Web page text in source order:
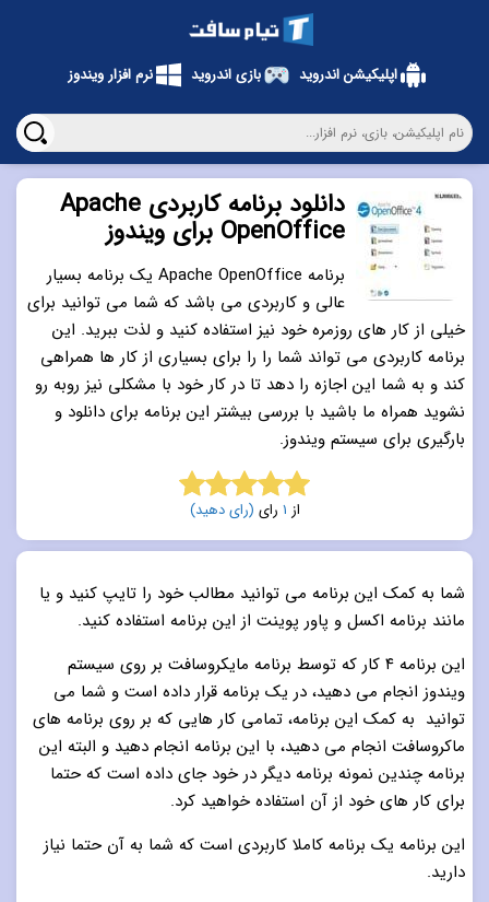
دانلود برنامه کاربردی Apache
OpenOffice برای ویندوز
برنامه Apache OpenOffice یک برنامه بسیار
عالی و کاربردی می باشد که شما می توانید برای
خیلی از کار های روزمره خود نیز استفاده کنید و لذت ببرید. این
برنامه کاربردی می تواند شما را را برای بسیاری از کار ها همراهی
کند و به شما این اجازه را دهد تا در کار خود با مشکلی نیز روبه رو
نشوید همراه ما باشید با بررسی بیشتر این برنامه برای دانلود و
بارگیری برای سیستم ویندوز.
5.0 از 5 از 1 رای (رای دهید)
شما به کمک این برنامه می توانید مطالب خود را تایپ کنید و یا
مانند برنامه اکسل و پاور پوینت از این برنامه استفاده کنید.
این برنامه ۴ کار که توسط برنامه مایکروسافت بر روی سیستم
ویندوز انجام می دهید، در یک برنامه قرار داده است و شما می
توانید به کمک این برنامه، تمامی کار هایی که بر روی برنامه های
ماکروسافت انجام می دهید، با این برنامه انجام دهید و البته این
برنامه چندین نمونه برنامه دیگر در خود جای داده است که حتما
برای کار های خود از آن استفاده خواهید کرد.
این برنامه یک برنامه کاملا کاربردی است که شما به آن حتما نیاز
دارید.
اپلیکیشن اندروید بازی اندروید نرم افزار ویندوز